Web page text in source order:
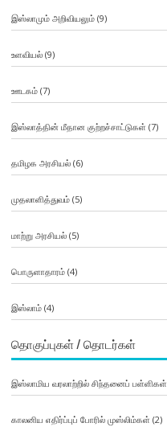
இஸ்லாமும் அறிவியலும்(9)
உளவியல்(9)
ஊடகம்(7)
இஸ்லாத்தின் மீதான குற்றச்சாட்டுகள் (7)
தமிழக அரசியல்(6)
முதலாளித்துவம்(5)
மாற்று அரசியல்(5)
பொருளாதாரம்(4)
இஸ்லாம்(4)
தொகுப்புகள் / தொடர்கள்
இஸ்லாமிய வரலாற்றில் சிந்தனைப் பள்ளிகள்
காலனிய எதிர்ப்புப் போரில் முஸ்லிம்கள் (2)